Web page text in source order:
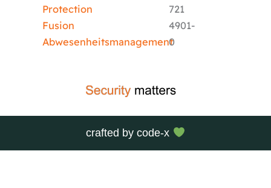
Protection
Fusion
Abwesenheitsmanagement
721
4901-
0
crafted bycode-x